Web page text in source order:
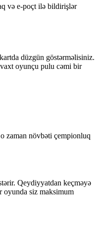
və e-poçt ilə bildirişlər
düzgün göstərməlisiniz.
oyunçu pulu cəmi bir
zaman növbəti çempionluq
Qeydiyyatdan keçməyə
oyunda siz maksimum